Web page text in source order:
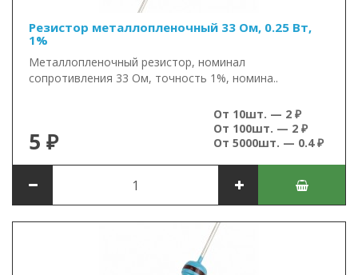
Резистор металлопленочный 33 Ом, 0.25 Вт,
1%
Металлопленочный резистор, номинал
сопротивления 33 Ом, точность 1%, номина..
5 ₽
От 10шт. — 2 ₽
От 100шт. — 2 ₽
От 5000шт. — 0.4 ₽